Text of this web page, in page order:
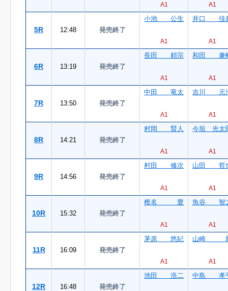
A1 A1
5R 12:48 発売終了
小池 公生
A1
井口 佳
A1
6R 13:19 発売終了
長田 頼宗
A1
和田 兼
A1
7R 13:50 発売終了
中田 竜太
A1
吉川 元
A1
8R 14:21 発売終了
村岡 賢人
A1
今垣 光太
A1
9R 14:56 発売終了
村田 修次
A1
山田 哲
A1
10R 15:32 発売終了
椎名 豊
A1
魚谷 智
A1
11R 16:09 発売終了
茅原 悠紀
A1
山崎
A1
12R 16:48 発売終了
池田 浩二 中島 孝